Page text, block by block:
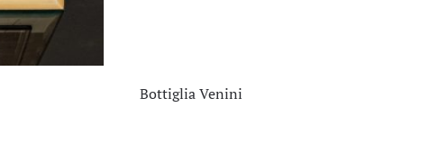
Bottiglia Venini